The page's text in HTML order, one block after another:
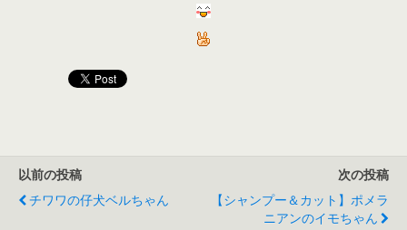
以前の投稿
チワワの仔犬ベルちゃん
次の投稿
【シャンプー＆カット】ポメラ
ニアンのイモちゃん